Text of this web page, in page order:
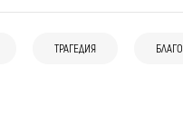
ТРАГЕДИЯ
Ще следят за
Банско: Засякоха